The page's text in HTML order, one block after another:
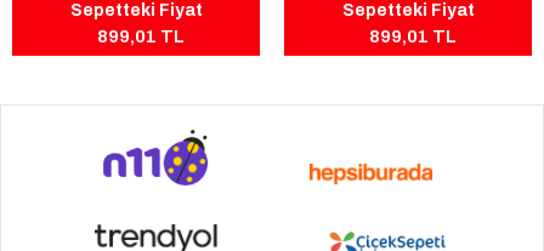
Sepetteki Fiyat
899,01 TL
Sepetteki Fiyat
899,01 TL